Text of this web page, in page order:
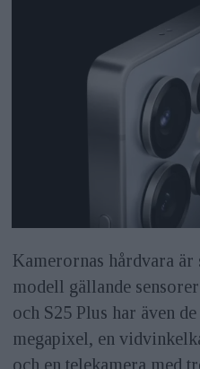
Kamerornas hårdvara är
modell gällande
och S25 Plus har även
megapixel, en
och en telekamera med